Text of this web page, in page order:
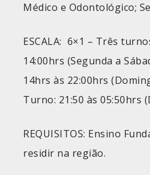
Médico e Odontológico;
ESCALA: 6×1 – Três
14:00hrs (Segunda a
14hrs às 22:00hrs
Turno: 21:50 às 05:50hrs
REQUISITOS: Ensino
residir na região.